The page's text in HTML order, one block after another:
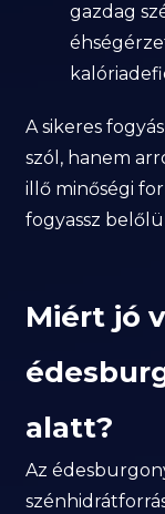
gazdag
A sikeres
szól, hanem
illő minőségi
fogyassz
Miért jó
alatt?
Az